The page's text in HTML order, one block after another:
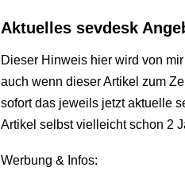
Aktuelles sevdesk
Dieser Hinweis hier wird von
auch wenn dieser Artikel zum
sofort das jeweils jetzt aktuelle
Artikel selbst vielleicht schon 2
Werbung & Infos: